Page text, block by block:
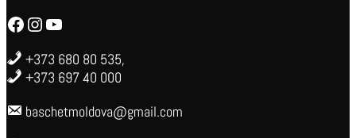
Facebook Instagram YouTube
+373 680 80 535,
+373 697 40 000
baschetmoldova@gmail.com